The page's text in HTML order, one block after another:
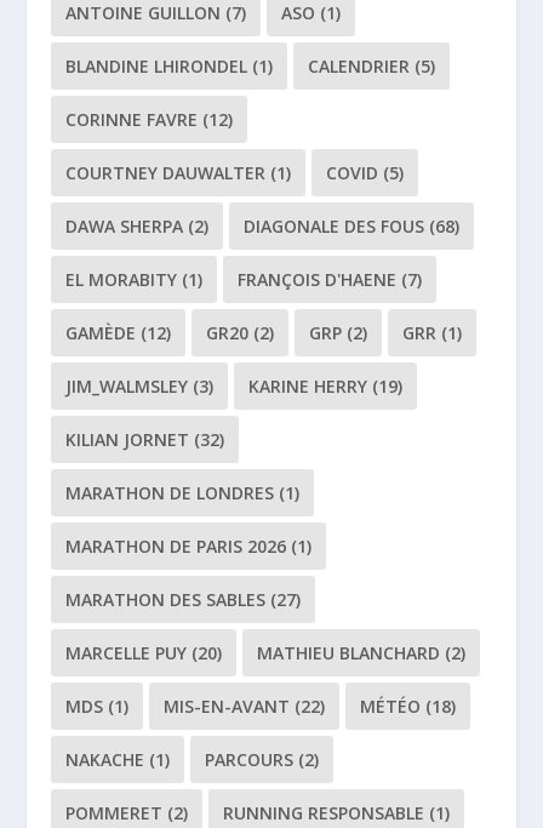
ANTOINE GUILLON (7) ASO (1)
BLANDINE LHIRONDEL (1) CALENDRIER (5)
CORINNE FAVRE (12)
COURTNEY DAUWALTER (1) COVID (5)
DAWA SHERPA (2) DIAGONALE DES FOUS (68)
EL MORABITY (1) FRANÇOIS D'HAENE (7)
GAMÈDE (12) GR20 (2) GRP (2) GRR (1)
JIM_WALMSLEY (3) KARINE HERRY (19)
KILIAN JORNET (32)
MARATHON DE LONDRES (1)
MARATHON DE PARIS 2026 (1)
MARATHON DES SABLES (27)
MARCELLE PUY (20) MATHIEU BLANCHARD (2)
MDS (1) MIS-EN-AVANT (22) MÉTÉO (18)
NAKACHE (1) PARCOURS (2)
POMMERET (2) RUNNING RESPONSABLE (1)